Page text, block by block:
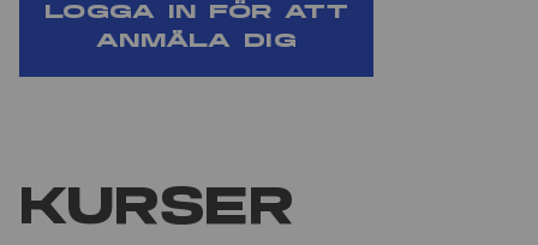
Logga in för att
anmäla dig
Kurser